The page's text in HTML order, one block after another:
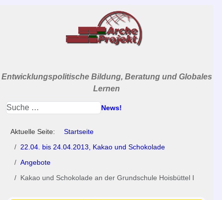
Entwicklungspolitische Bildung, Beratung und Globales
Lernen
News!
Aktuelle Seite:
Startseite
22.04. bis 24.04.2013, Kakao und Schokolade
Angebote
Kakao und Schokolade an der Grundschule Hoisbüttel I